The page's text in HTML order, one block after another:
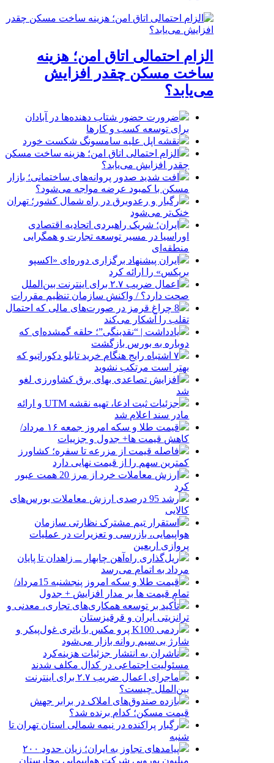
الزام احتمالی اتاق امن؛ هزینه
ساخت مسکن چقدر افزایش
می‌یابد؟
ضرورت حضور شتاب ‌دهنده‌ها در آبادان
برای توسعه کسب‌ و کارها
نقشه اپل علیه سامسونگ شکست خورد
الزام احتمالی اتاق امن؛ هزینه ساخت مسکن
چقدر افزایش می‌یابد؟
افت شدید صدور پروانه‌های ساختمانی؛ بازار
مسکن با کمبود عرضه مواجه می‌شود؟
رگبار و رعدوبرق در راه شمال کشور؛ تهران
خنک‌تر می‌شود
ایران؛ شریک راهبردی اتحادیه اقتصادی
اوراسیا در مسیر توسعه تجارت و همگرایی
منطقه‌ای
ایران پیشنهاد برگزاری دوره‌ای «اکسپو
بریکس» را ارائه کرد
اعمال ضریب ۲.۷ برای اینترنت بین‌الملل
صحت دارد؟ / واکنش سازمان تنظیم مقررات
8 چراغ قرمز در صورت‌های مالی که احتمال
تقلب را آشکار می‌کند
یادداشت | “نقدینگی”؛ حلقه گمشده‌ای که
دوباره به بورس بازگشت
۷ اشتباه رایج هنگام خرید تابلو دکوراتیو که
بهتر است مرتکب نشوید
افزایش تصاعدی بهای برق کشاورزی لغو
شد
جزئیات ثبت ادعا، تهیه نقشه UTM و ارائه
مادر سند اعلام شد
قیمت طلا و سکه امروز جمعه ۱۶ مرداد/
کاهش قیمت ها+ جدول و جزییات
فاصله قیمت از مزرعه تا سفره؛ کشاورز
کمترین سهم را از قیمت نهایی دارد
ارزش معاملات خرد از مرز 20 همت عبور
کرد
رشد 95 درصدی ارزش معاملات بورس‌های
کالایی
استقرار تیم مشترک نظارتی سازمان
هواپیمایی، بازرسی و تعزیرات در عملیات
پروازی اربعین
ریل‌گذاری راه‌آهن چابهار ــ زاهدان تا پایان
مرداد به اتمام می‌رسد
قیمت طلا و سکه امروز پنجشنبه 15مرداد/
تمام قیمت ها بر مدار افزایش + جدول
تأکید بر توسعه همکاری‌های تجاری، معدنی و
ترانزیتی ایران و قرقیزستان
ردمی K100 پرو مکس با باتری غول‌پیکر و
شارژ بی‌سیم روانه بازار می‌شود
ناشران به انتشار جزئیات هزینه‌کرد
مسئولیت اجتماعی در کدال مکلف شدند
ماجرای اعمال ضریب ۲.۷ برای اینترنت
بین‌الملل چیست؟
بازده صندوق‌های املاک در برابر جهش
قیمت مسکن؛ کدام برنده شد؟
رگبار پراکنده در نیمه شمالی استان تهران تا
شنبه
پیامدهای تجاوز به ایران؛ زیان حدود ۲۰۰
میلیون یورویی شرکت هواپیمایی مجارستان